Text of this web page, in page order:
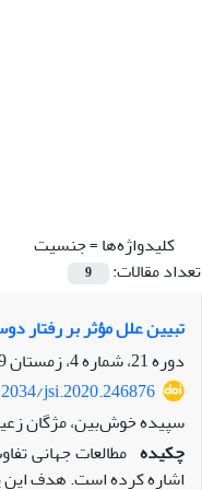
کلیدواژه‌ها =جنسیت
تعداد مقالات:
9
تبیین علل مؤثر بر
دوره 21، شماره 4، زمستان 1399، صفحه
jsi.2020.246876
سپیده خوش‌بین، مژگان
چکیده مطالعات جهانی
اشاره کرده است. هدف این